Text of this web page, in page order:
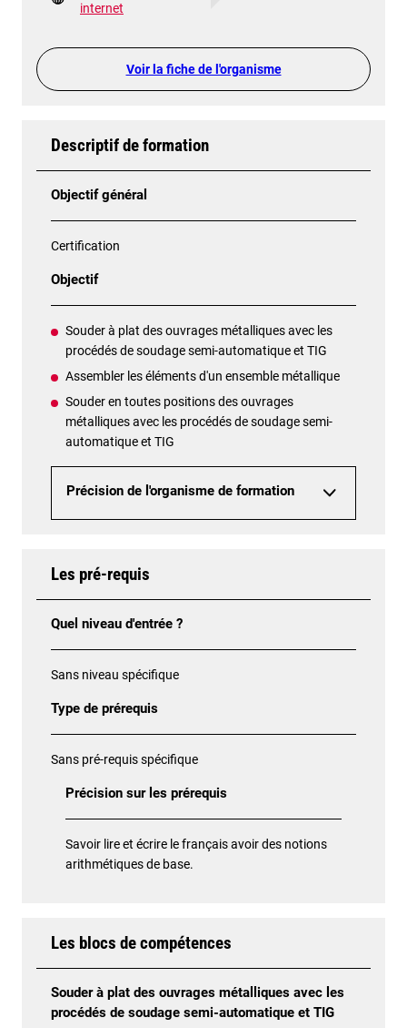
internet
Voir la fiche de l'organisme
Descriptif de formation
Objectif général
Certification
Objectif
Souder à plat des ouvrages métalliques avec les
procédés de soudage semi-automatique et TIG
Assembler les éléments d'un ensemble métallique
Souder en toutes positions des ouvrages
métalliques avec les procédés de soudage semi-
automatique et TIG
Précision de l'organisme de formation
Les pré-requis
Quel niveau d'entrée ?
Sans niveau spécifique
Type de prérequis
Sans pré-requis spécifique
Précision sur les prérequis
Savoir lire et écrire le français avoir des notions
arithmétiques de base.
Les blocs de compétences
Souder à plat des ouvrages métalliques avec les
procédés de soudage semi-automatique et TIG